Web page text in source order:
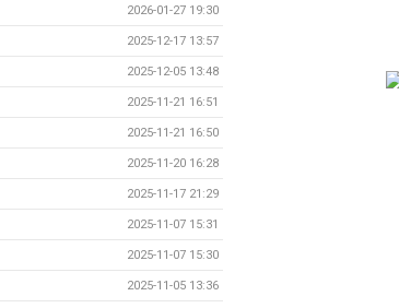
2026-01-27 19:30
2025-12-17 13:57
2025-12-05 13:48
2025-11-21 16:51
2025-11-21 16:50
2025-11-20 16:28
2025-11-17 21:29
2025-11-07 15:31
2025-11-07 15:30
2025-11-05 13:36